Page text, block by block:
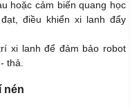
hoặc cảm biến quang học
điều khiển xi lanh đẩy
xi lanh để đảm bảo robot
thả.
nén